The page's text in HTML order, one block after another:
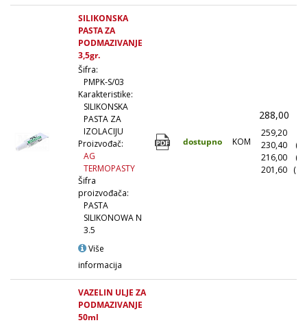
SILIKONSKA
PASTA ZA
PODMAZIVANJE
3,5gr.
Šifra:
PMPK-S/03
Karakteristike:
SILIKONSKA
PASTA ZA
IZOLACIJU
Proizvođač:
AG
TERMOPASTY
Šifra
proizvođača:
PASTA
SILIKONOWA N
3.5
Više
informacija
dostupno KOM
288,00
259,20
230,40
216,00
201,60
VAZELIN ULJE ZA
PODMAZIVANJE
50ml